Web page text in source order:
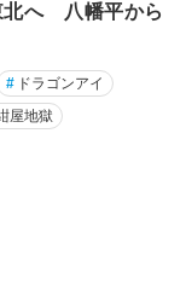
北へ 八幡平から
# ドラゴンアイ
屋地獄